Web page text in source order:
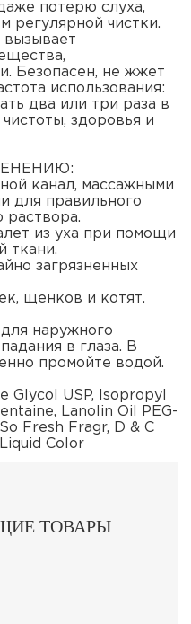
потерю слуха,
регулярной чистки.
вызывает
Безопасен, не жжет
использования:
два или три раза в
здоровья и
канал, массажными
для правильного
раствора.
из уха при помощи
ткани.
загрязненных
щенков и котят.
наружного
в глаза. В
промойте водой.
Glycol USP, Isopropyl
Lanolin Oil PEG-
Fresh Fragr, D & C
Color
ТОВАРЫ